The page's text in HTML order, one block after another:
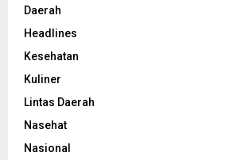
Daerah
Headlines
Kesehatan
Kuliner
Lintas Daerah
Nasehat
Nasional